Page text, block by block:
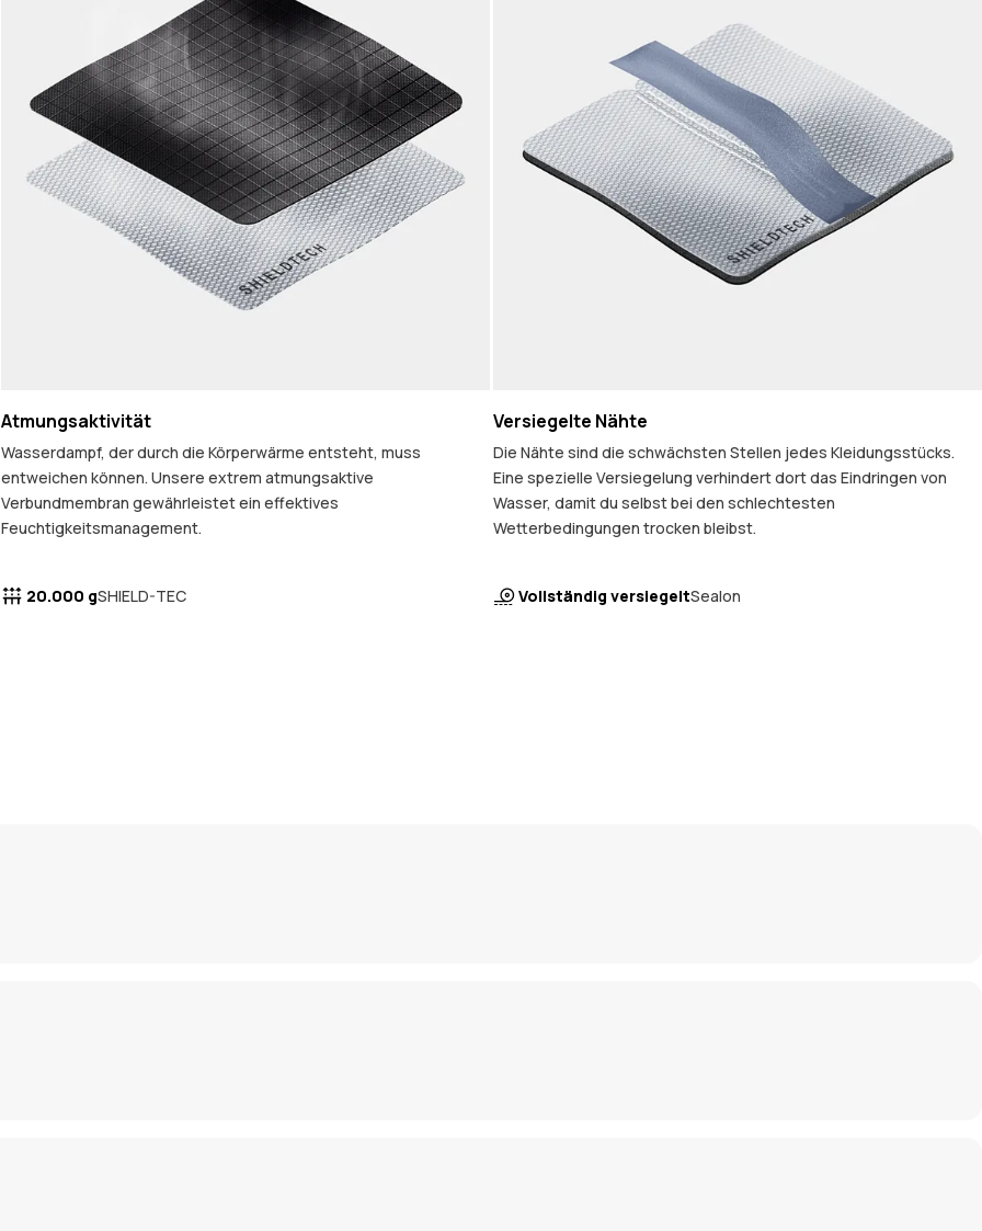
Atmungsaktivität
Wasserdampf, der durch die Körperwärme entsteht, muss
entweichen können. Unsere extrem atmungsaktive
Verbundmembran gewährleistet ein effektives
Feuchtigkeitsmanagement.
20.000 gSHIELD-TEC
Versiegelte Nähte
Die Nähte sind die schwächsten Stellen jedes Kleidungsstücks.
Eine spezielle Versiegelung verhindert dort das Eindringen von
Wasser, damit du selbst bei den schlechtesten
Wetterbedingungen trocken bleibst.
Vollständig versiegeltSealon